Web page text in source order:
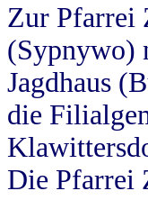
Zur Pfarrei
(Sypnywo)
Jagdhaus
die
Die Pfarrei